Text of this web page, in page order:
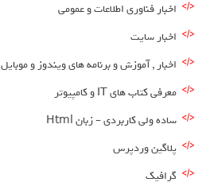
اخبار فناوری اطلاعات و عمومی
اخبار سایت
اخبار , آموزش و برنامه های ویندوز و موبایل
معرفی کتاب های IT و کامپیوتر
ساده ولی کاربردی – زبان Html
پلاگین وردپرس
گرافیک